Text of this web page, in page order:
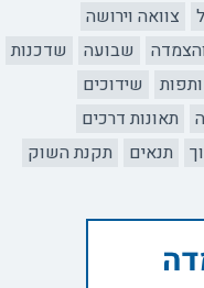
צוואה וירושה
שבועה
שדכנות
שידוכים
תאונות דרכים
תנאים
תקנת השוק